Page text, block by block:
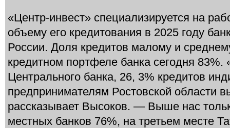
«Центр-инвест» специализируется на
объему его кредитования в 2025 году
России. Доля кредитов малому и
кредитном портфеле банка сегодня 83%.
Центрального банка, 26, 3% кредитов
предпринимателям Ростовской области
рассказывает Высоков. — Выше нас
местных банков 76%, на третьем месте